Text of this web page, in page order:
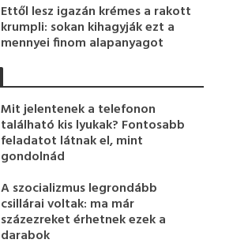
Ettől lesz igazán krémes a rakott
krumpli: sokan kihagyják ezt a
mennyei finom alapanyagot
Mit jelentenek a telefonon
található kis lyukak? Fontosabb
feladatot látnak el, mint
gondolnád
A szocializmus legrondább
csillárai voltak: ma már
százezreket érhetnek ezek a
darabok